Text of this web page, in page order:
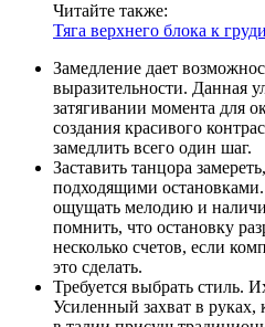
Читайте также:
Тяга верхнего блока к
Замедление дает
выразительности. Данная
затягивании момента для
создания красивого
замедлить всего один шаг.
Заставить танцора
подходящими остановками.
ощущать мелодию и
помнить, что остановку
несколько счетов, если
это сделать.
Требуется выбрать стиль.
Усиленный захват в